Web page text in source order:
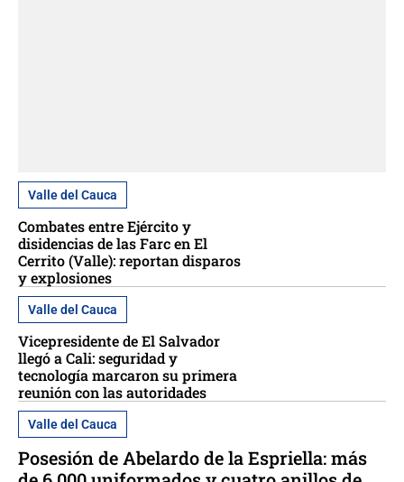
Valle del Cauca
Combates entre Ejército y
disidencias de las Farc en El
Cerrito (Valle): reportan disparos
y explosiones
Valle del Cauca
Vicepresidente de El Salvador
llegó a Cali: seguridad y
tecnología marcaron su primera
reunión con las autoridades
Valle del Cauca
Posesión de Abelardo de la Espriella: más